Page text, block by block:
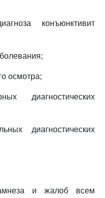
конъюнктивит
осмотра;
диагностических
диагностических
и жалоб всем